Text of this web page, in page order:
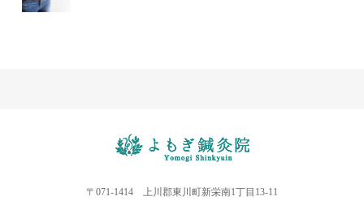
〒071-1414 上川郡東川町新栄南1丁目13-11